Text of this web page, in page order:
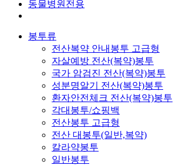
동물병원전용
봉투류
전산복약 안내봉투 고급형
자살예방 전산(복약)봉투
국가 암검진 전산(복약)봉투
성분명알기 전산(복약)봉투
환자안전체크 전산(복약)봉투
각대봉투/쇼핑백
전산봉투 고급형
전산 대봉투(일반,복약)
칼라약봉투
일반봉투